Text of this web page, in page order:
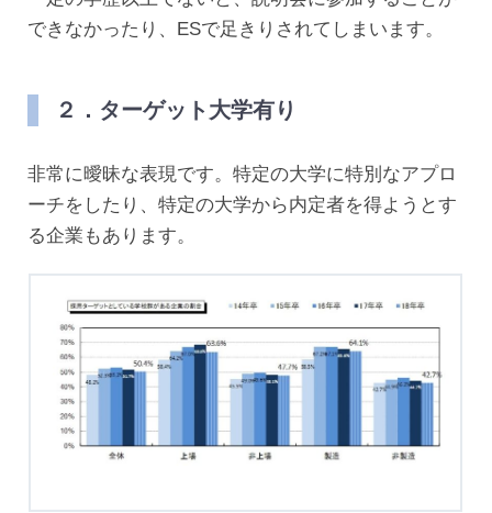
できなかったり、ESで足きりされてしまいます。
２．ターゲット大学有り
非常に曖昧な表現です。特定の大学に特別なアプロ
ーチをしたり、特定の大学から内定者を得ようとす
る企業もあります。